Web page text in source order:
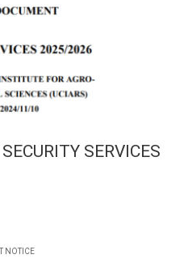
SERVICES
NOTICE